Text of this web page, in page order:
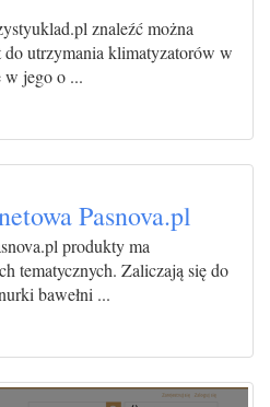
znaleźć można
do utrzymania klimatyzatorów w
w jego o ...
Pasnova.pl
produkty ma
tematycznych. Zaliczają się do
bawełni ...